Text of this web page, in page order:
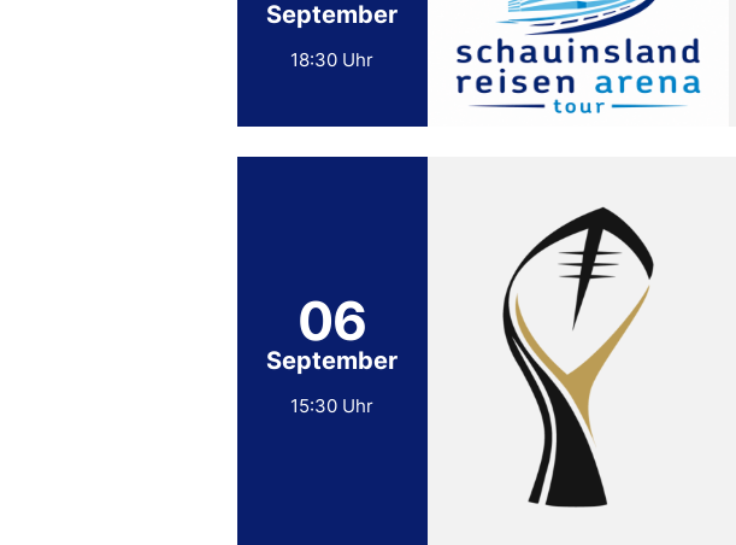
September
18:30 Uhr
06
September
15:30 Uhr